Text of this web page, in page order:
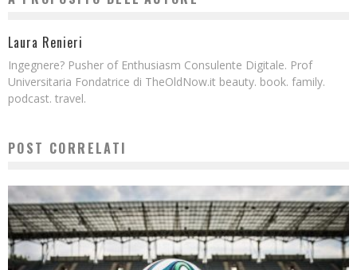
Laura Renieri
Ingegnere? Pusher of Enthusiasm Consulente Digitale. Prof
Universitaria Fondatrice di TheOldNow.it beauty. book. family.
podcast. travel.
POST CORRELATI